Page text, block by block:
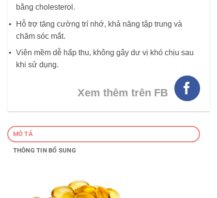
bằng cholesterol.
Hỗ trợ tăng cường trí nhớ, khả năng tập trung và
chăm sóc mắt.
Viên mềm dễ hấp thu, không gây dư vị khó chịu sau
khi sử dụng.
Xem thêm trên FB
MÔ TẢ
THÔNG TIN BỔ SUNG